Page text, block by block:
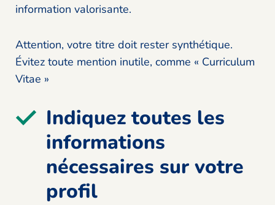
information valorisante.
Attention, votre titre doit rester synthétique.
Évitez toute mention inutile, comme « Curriculum
Vitae »
Indiquez toutes les
informations
nécessaires sur votre
profil